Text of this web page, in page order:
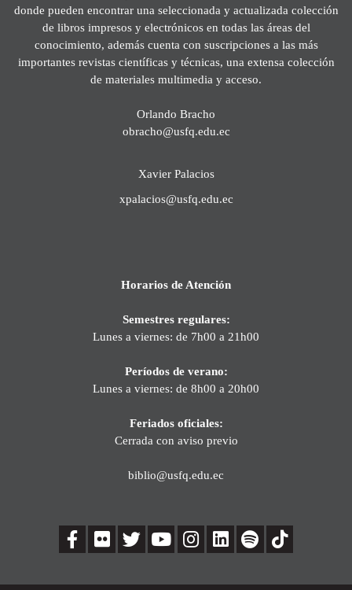
donde pueden encontrar una seleccionada y actualizada colección
de libros impresos y electrónicos en todas las áreas del
conocimiento, además cuenta con suscripciones a las más
importantes revistas científicas y técnicas, una extensa colección
de materiales multimedia y acceso.
Orlando Bracho
obracho@usfq.edu.ec
Xavier Palacios
xpalacios@usfq.edu.ec
Horarios de Atención
Semestres regulares:
Lunes a viernes: de 7h00 a 21h00
Períodos de verano:
Lunes a viernes: de 8h00 a 20h00
Feriados oficiales:
Cerrada con aviso previo
biblio@usfq.edu.ec